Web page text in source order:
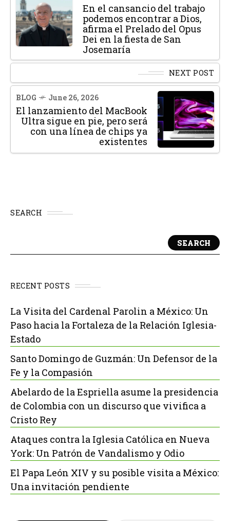
En el cansancio del trabajo
podemos encontrar a Dios,
afirma el Prelado del Opus
Dei en la fiesta de San
Josemaría
NEXT POST
BLOG June 26, 2026
El lanzamiento del MacBook
Ultra sigue en pie, pero será
con una línea de chips ya
existentes
SEARCH
SEARCH
RECENT POSTS
La Visita del Cardenal Parolin a México: Un
Paso hacia la Fortaleza de la Relación Iglesia-
Estado
Santo Domingo de Guzmán: Un Defensor de la
Fe y la Compasión
Abelardo de la Espriella asume la presidencia
de Colombia con un discurso que vivifica a
Cristo Rey
Ataques contra la Iglesia Católica en Nueva
York: Un Patrón de Vandalismo y Odio
El Papa León XIV y su posible visita a México:
Una invitación pendiente